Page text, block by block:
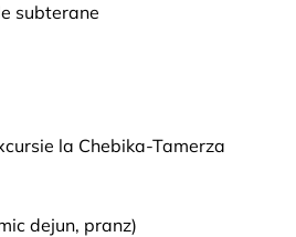
subterane
la Chebika-Tamerza
dejun, pranz)